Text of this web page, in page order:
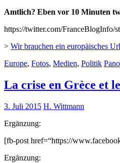
Amtlich? Eben vor 10 Minuten
https://twitter.com/FranceBlogInfo/
> Wir brauchen ein europäisches
Europe, Fotos, Medien, Politik
La crise en Grèce et
3. Juli 2015 H. Wittmann
Ergänzung:
[fb-post href=“https://
Ergänzung: